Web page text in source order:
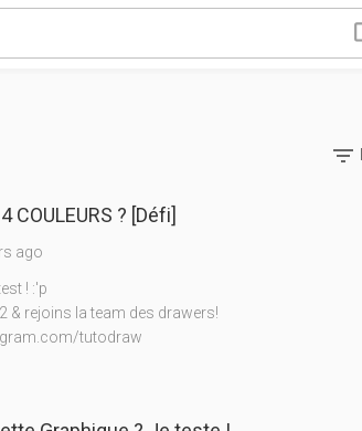

COULEURS ? [Défi]
ago
! :'p
& rejoins la team des drawers!
tutodraw